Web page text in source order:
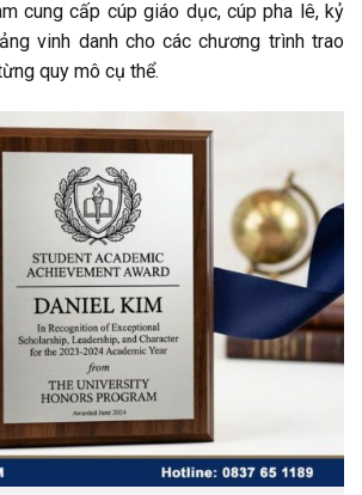
cung cấp cúp giáo dục, cúp pha lê, kỷ
vinh danh cho các chương trình trao
quy mô cụ thể.